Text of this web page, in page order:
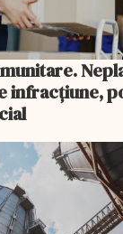
infracțiune,